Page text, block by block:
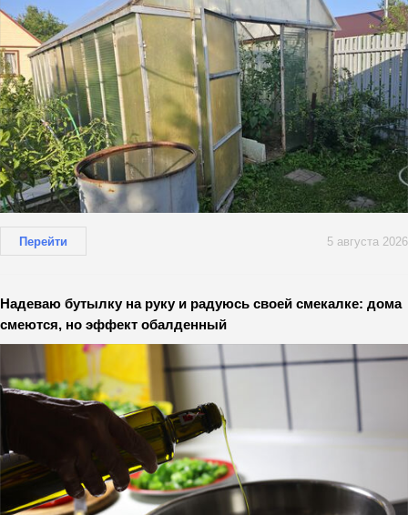
Перейти 5 августа 2026
Надеваю бутылку на руку и радуюсь своей смекалке: дома
смеются, но эффект обалденный